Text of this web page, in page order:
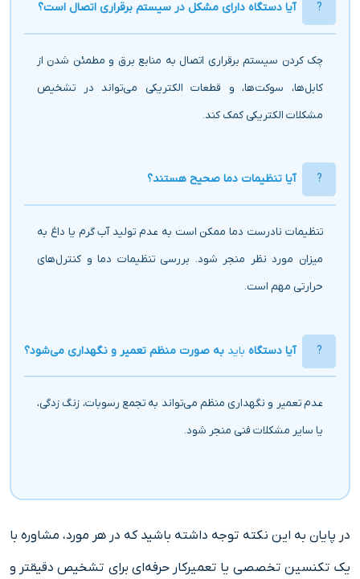
آیا دستگاه دارای مشکل در سیستم برقراری اتصال است؟
چک کردن سیستم برقراری اتصال به منابع برق و مطمئن شدن از
کابل‌ها، سوکت‌ها، و قطعات الکتریکی می‌تواند در تشخیص
مشکلات الکتریکی کمک کند.
آیا تنظیمات دما صحیح هستند؟
تنظیمات نادرست دما ممکن است به عدم تولید آب گرم یا داغ به
میزان مورد نظر منجر شود. بررسی تنظیمات دما و کنترل‌های
حرارتی مهم است.
آیا دستگاه باید به صورت منظم تعمیر و نگهداری می‌شود؟
عدم تعمیر و نگهداری منظم می‌تواند به تجمع رسوبات، زنگ زدگی،
یا سایر مشکلات فنی منجر شود.
در پایان به این نکته توجه داشته باشید که در هر مورد، مشاوره با
یک تکنسین تخصصی یا تعمیرکار حرفه‌ای برای تشخیص دقیقتر و